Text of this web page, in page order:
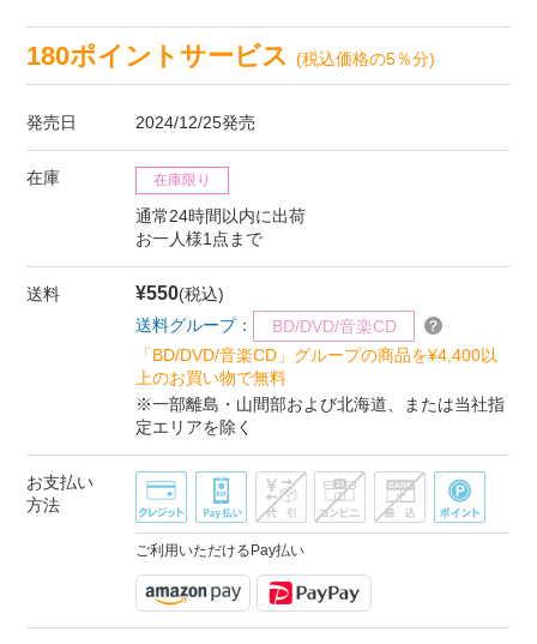
180ポイントサービス(税込価格の5％分)
発売日 2024/12/25発売
在庫 在庫限り
通常24時間以内に出荷
お一人様1点まで
送料 ¥550(税込)
送料グループ：
BD/DVD/音楽CD
「BD/DVD/音楽CD」グループの商品を¥4,400以
上のお買い物で無料
※一部離島・山間部および北海道、または当社指
定エリアを除く
お支払い
方法
ご利用いただけるPay払い